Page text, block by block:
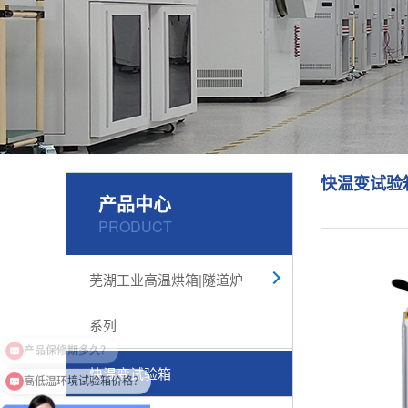
产品中心
PRODUCT
芜湖工业高温烘箱|隧道炉
系列
快温变试验箱
快温变试验
高低温环境试验箱价格？